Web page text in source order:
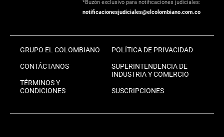
*Buzón exclusivo para notificaciones judiciales:
notificacionesjudiciales@elcolombiano.com.co
GRUPO EL COLOMBIANO
CONTÁCTANOS
TÉRMINOS Y
CONDICIONES
POLÍTICA DE PRIVACIDAD
SUPERINTENDENCIA DE
INDUSTRIA Y COMERCIO
SUSCRIPCIONES